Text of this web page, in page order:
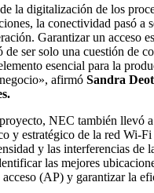
la digitalización de los
la conectividad pasó a
Garantizar un acceso
ser solo una cuestión de
esencial para la
afirmó Sandra
NEC también llevó
y estratégico de la red Wi-Fi
y las interferencias de
las mejores
acceso (AP) y garantizar la